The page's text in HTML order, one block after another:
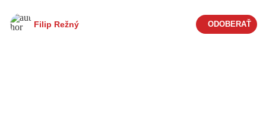
Filip Režný